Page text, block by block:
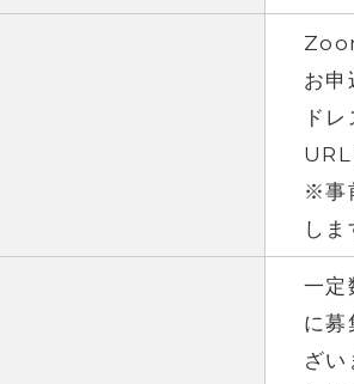
お申
ド
URL
※事
しま
一定
に募
ざ